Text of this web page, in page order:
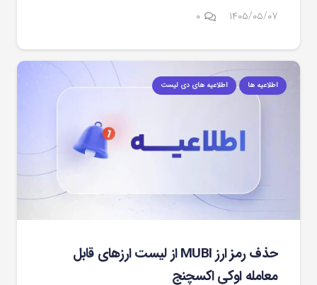
۱۴۰۵/۰۵/۰۷ ۰
اطلاعیه ها اطلاعیه های دی لیست
حذف رمز ارز MUBI از لیست ارزهای قابل
معامله اوکی اکسچنج